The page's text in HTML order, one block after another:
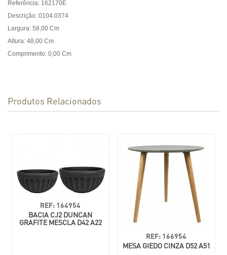
Referência: 162170E
Descrição: 0104.0374
Largura: 58,00 Cm
Altura: 48,00 Cm
Comprimento: 0,00 Cm
Produtos Relacionados
REF: 164954
BACIA CJ2 DUNCAN
GRAFITE MESCLA D42 A22
REF: 166954
MESA GIEDO CINZA D52 A51